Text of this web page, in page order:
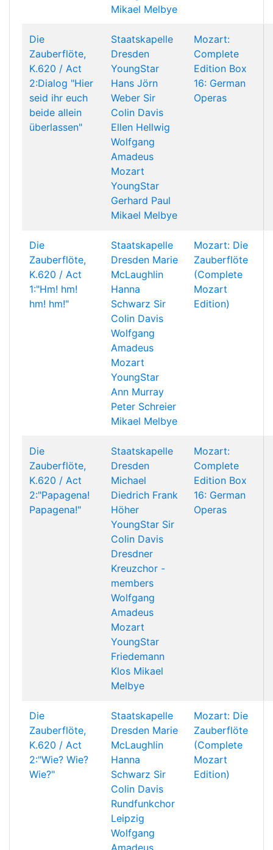
Mikael Melbye
Die
Zauberflöte,
K.620 / Act
2:Dialog "Hier
seid ihr euch
beide allein
überlassen"
Staatskapelle
Dresden
YoungStar
Hans Jörn
Weber Sir
Colin Davis
Ellen Hellwig
Wolfgang
Amadeus
Mozart
YoungStar
Gerhard Paul
Mikael Melbye
Mozart:
Complete
Edition Box
16: German
Operas
Die
Zauberflöte,
K.620 / Act
1:"Hm! hm!
hm! hm!"
Staatskapelle
Dresden Marie
McLaughlin
Hanna
Schwarz Sir
Colin Davis
Wolfgang
Amadeus
Mozart
YoungStar
Ann Murray
Peter Schreier
Mikael Melbye
Mozart: Die
Zauberflöte
(Complete
Mozart
Edition)
Die
Zauberflöte,
K.620 / Act
2:"Papagena!
Papagena!"
Staatskapelle
Dresden
Michael
Diedrich Frank
Höher
YoungStar Sir
Colin Davis
Dresdner
Kreuzchor -
members
Wolfgang
Amadeus
Mozart
YoungStar
Friedemann
Klos Mikael
Melbye
Mozart:
Complete
Edition Box
16: German
Operas
Die
Zauberflöte,
K.620 / Act
2:"Wie? Wie?
Wie?"
Staatskapelle
Dresden Marie
McLaughlin
Hanna
Schwarz Sir
Colin Davis
Rundfunkchor
Leipzig
Wolfgang
Amadeus
Mozart: Die
Zauberflöte
(Complete
Mozart
Edition)